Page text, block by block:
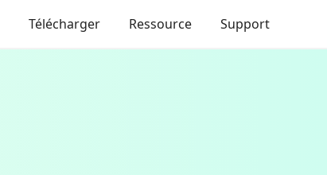
Télécharger Ressource Support